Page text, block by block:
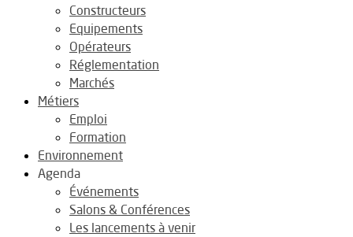
Constructeurs
Equipements
Opérateurs
Réglementation
Marchés
Métiers
Emploi
Formation
Environnement
Agenda
Événements
Salons & Conférences
Les lancements à venir